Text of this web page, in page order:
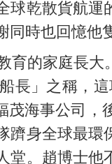
乾散貨航
時也回憶他
的家庭長大
長」之稱，
海事公司
躋身全球最
堂。趙博士